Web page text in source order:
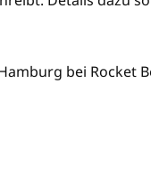
bei Rocket